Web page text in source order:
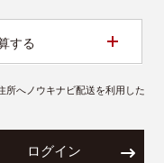
する
所へノウキナビ配送を利用した
ログイン